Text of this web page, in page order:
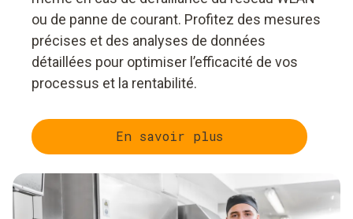
ou de panne de courant. Profitez des mesures
précises et des analyses de données
détaillées pour optimiser l’efficacité de vos
processus et la rentabilité.
En savoir plus